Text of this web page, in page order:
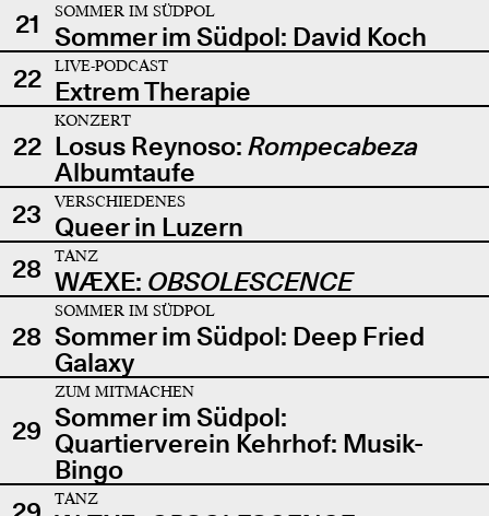
21
SOMMER IM SÜDPOL
Sommer im Südpol: David Koch
22
LIVE-PODCAST
Extrem Therapie
22
KONZERT
Losus Reynoso: Rompecabeza
Albumtaufe
23
VERSCHIEDENES
Queer in Luzern
28
TANZ
WÆXE: OBSOLESCENCE
28
SOMMER IM SÜDPOL
Sommer im Südpol: Deep Fried
Galaxy
29
ZUM MITMACHEN
Sommer im Südpol:
Quartierverein Kehrhof: Musik-
Bingo
TANZ